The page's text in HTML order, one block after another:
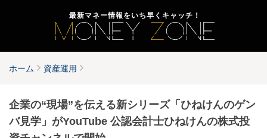
最新マネー情報をいち早くキャッチ！
ホーム 資産運用
企業の“現場”を伝える新シリーズ「ひねけんのゲン
バ見学」がYouTube 公認会計士ひねけんの株式投